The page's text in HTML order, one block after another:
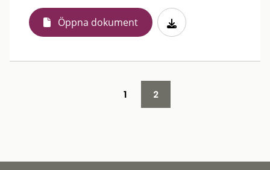
Öppna dokument
1 2